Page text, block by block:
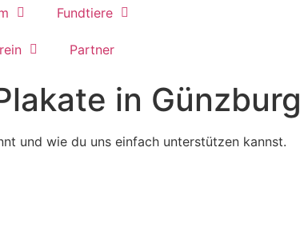
Fundtiere
Partner
in Günzburg
und wie du uns einfach unterstützen kannst.